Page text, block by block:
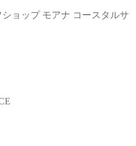
ョップ モアナ コースタルサ